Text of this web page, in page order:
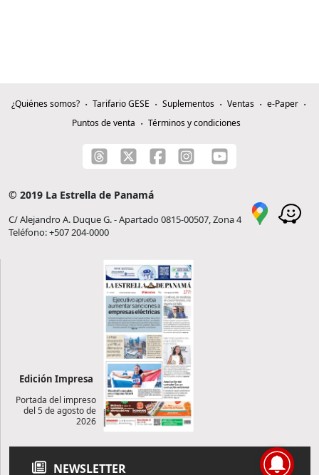
¿Quiénes somos? Tarifario GESE Suplementos Ventas
e-Paper
Puntos de venta
Términos y condiciones
© 2019 La Estrella de Panamá
C/ Alejandro A. Duque G. - Apartado 0815-00507, Zona 4
Teléfono: +507 204-0000
Edición Impresa
Portada del impreso
del 5 de agosto de
2026
NEWSLETTER